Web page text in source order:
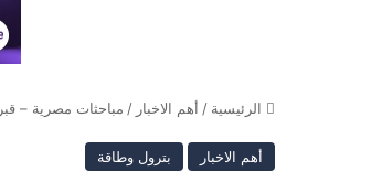
الرئيسية / أهم الاخبار / مباحثات مصرية –
أهم الاخبار بترول وطاقة